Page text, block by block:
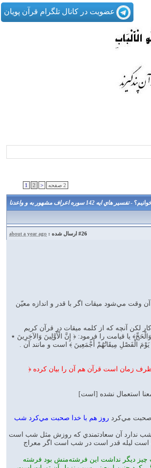
عضویت در کانال تلگرام قرآن پویان
2 صفحه <
1 2
-تفسير هاي ایه 142 سوره اعراف مشهور به و واعدنا
#26 ارسال شده : about a year ago
وقت مي‌شود ميقات اگر با قدر و اندازه معيّن
آنچه كه از كلمه ميقات در قرآن كريم
قيامت را فرمود: ﴿ إِنَّ الْأَوَّلِينَ وَالآخِرِينَ ٭
الْفَصْلِ مِيقَاتُهُمْ أَجْمَعِينَ ﴾ است و مانند آن .
زمان است قرآن هم آن را بيان كرده ﴿
استعمال نشده [است]
صحبت مي‌كرد روز هم با خدا صحبت مي‌كرد شب
ندارد آن سعادتمندي كه روزش مثل شب است
است ليله قدر است در شب است اگر معراج
چيز ديگر نداشت اين فرشته‌منش بود فرشته